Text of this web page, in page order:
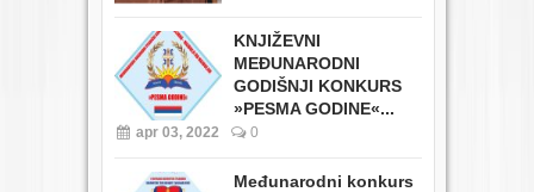
KNJIŽEVNI
MEĐUNARODNI
GODIŠNJI KONKURS
»PESMA GODINE«...
apr 03, 2022 0
Međunarodni konkurs